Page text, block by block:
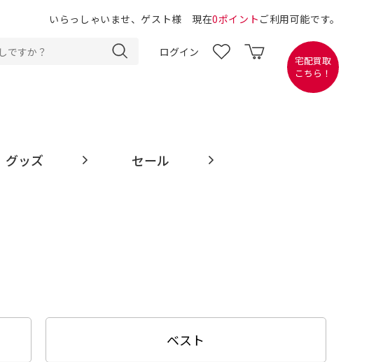
いらっしゃいませ、ゲスト様 現在0ポイント ご利用可能です。
ログイン
宅配買取
こちら！
グッズ セール
ベスト